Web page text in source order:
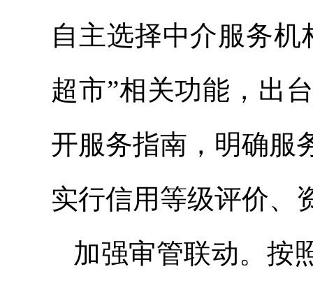
自主选择中介服务
超市”相关功能，出
开服务指南，明确服
实行信用等级评价、
加强审管联动。按